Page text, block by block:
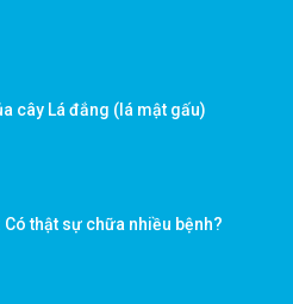
cây Lá đắng (lá mật gấu)
Có thật sự chữa nhiều bệnh?